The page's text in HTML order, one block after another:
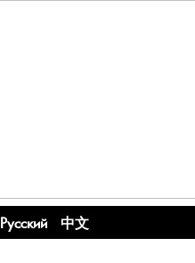
Русский 中文